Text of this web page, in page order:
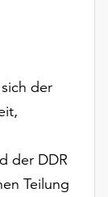
der
der DDR
Teilung